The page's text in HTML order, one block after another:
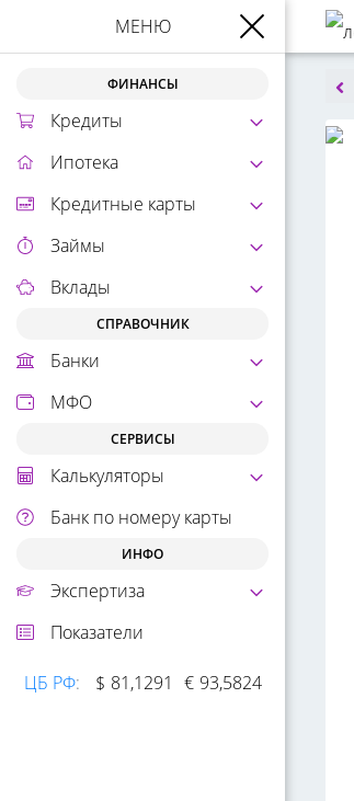
МЕНЮ
ФИНАНСЫ
Кредиты
Ипотека
Кредитные карты
Займы
Вклады
СПРАВОЧНИК
Банки
МФО
СЕРВИСЫ
Калькуляторы
Банк по номеру карты
ИНФО
Экспертиза
Показатели
ЦБ РФ: $ 81,1291 € 93,5824